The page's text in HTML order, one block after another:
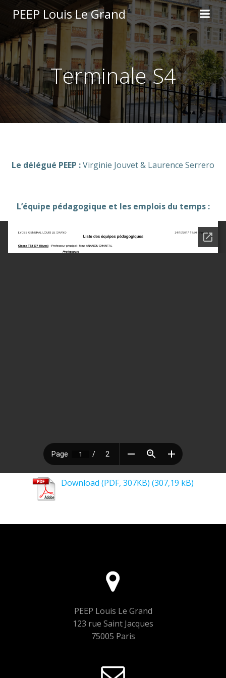
Aller
au
contenu
PEEP Louis Le Grand
Terminale S4
Le délégué PEEP :Virginie Jouvet & Laurence Serrero
L’équipe pédagogique et les emplois du temps :
Download (PDF, 307KB)
PEEP Louis Le Grand
123 rue Saint Jacques
75005 Paris